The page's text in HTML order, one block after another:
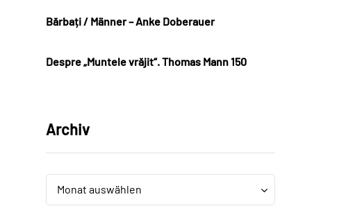
Bărbați / Männer – Anke Doberauer
Despre „Muntele vrăjit“. Thomas Mann 150
Archiv
Archiv
Monat auswählen
Archiv